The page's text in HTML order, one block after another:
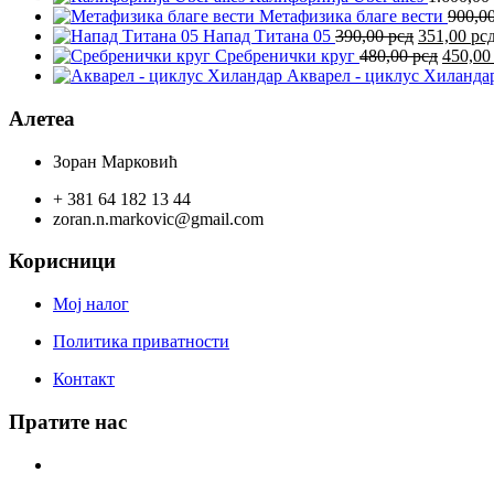
Метафизика благе вести
Напад Титана 05 390,00рсд
цена
је
351,00
Сребренички круг 480,00рсд
цена
450,00
Акварел - циклус
Алетеа
Зоран Марковић
+ 381 64 182 13 44
zoran.n.markovic@gmail.com
Корисници
Мој налог
Политика приватности
Контакт
Пратите нас